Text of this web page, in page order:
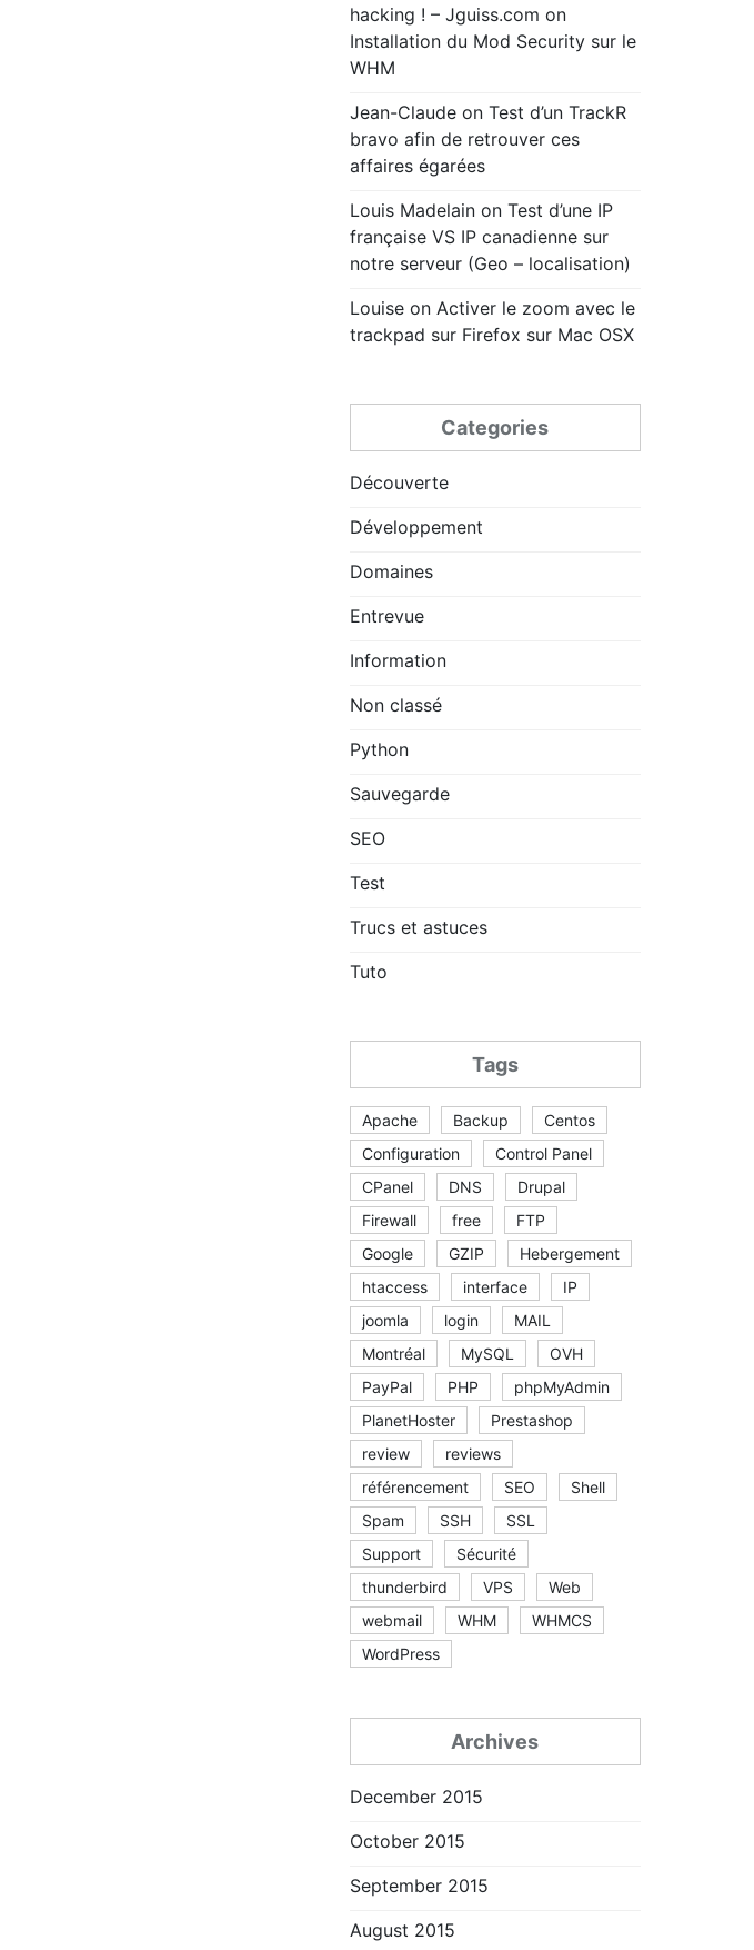
hacking ! – Jguiss.com on
Installation du Mod Security sur le
WHM
Jean-Claudeon Test d’un TrackR
bravo afin de retrouver ces
affaires égarées
Louis Madelainon Test d’une IP
française VS IP canadienne sur
notre serveur (Geo – localisation)
Louiseon Activer le zoom avec le
trackpad sur Firefox sur Mac OSX
Categories
Découverte
Développement
Domaines
Entrevue
Information
Non classé
Python
Sauvegarde
SEO
Test
Trucs et astuces
Tuto
Tags
Apache Backup
Centos
Configuration
Control Panel
CPanel
DNS
Drupal
Firewall
free
FTP
Google
GZIP
Hebergement
htaccess
interface
IP
joomla
login
MAIL
Montréal
MySQL
OVH
PayPal
PHP
phpMyAdmin
PlanetHoster
Prestashop
review
reviews
référencement
SEO
Shell
Spam
SSH
SSL
Support
Sécurité
thunderbird
VPS
Web
webmail
WHM
WHMCS
WordPress
Archives
December 2015
October 2015
September 2015
August 2015